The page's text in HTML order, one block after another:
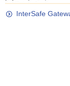
InterSafe